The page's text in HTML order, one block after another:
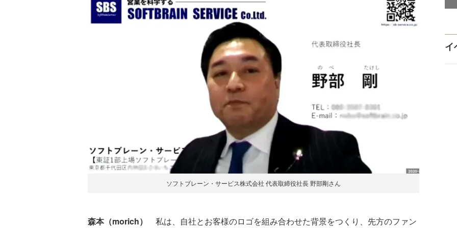
ソフトブレーン・サービス株式会社 代表取締役社長 野部剛さん
森本（morich） 私は、自社とお客様のロゴを組み合わせた背景をつくり、先方のファン
イ